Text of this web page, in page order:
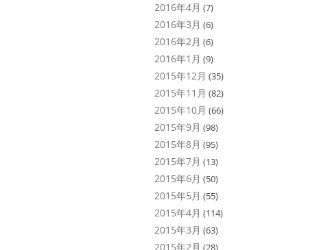
2016年4月 (7)
2016年3月 (6)
2016年2月 (6)
2016年1月 (9)
2015年12月 (35)
2015年11月 (82)
2015年10月 (66)
2015年9月 (98)
2015年8月 (95)
2015年7月 (13)
2015年6月 (50)
2015年5月 (55)
2015年4月 (114)
2015年3月 (63)
2015年2月 (28)